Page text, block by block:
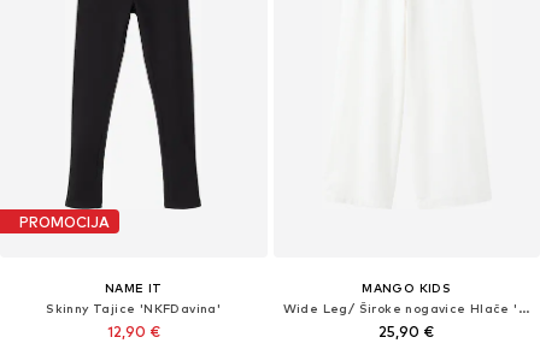
PROMOCIJA
NAME IT
Skinny Tajice 'NKFDavina'
12,90 €
MANGO KIDS
Wide Leg/ Široke nogavice Hlače 'KATASET'
25,90 €